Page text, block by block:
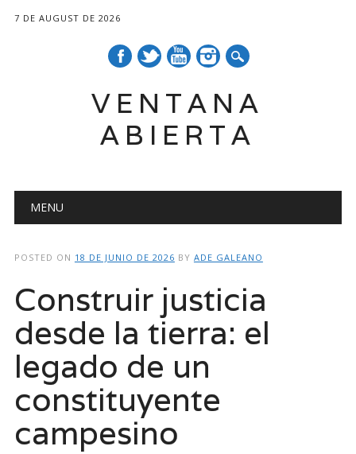
7 DE AUGUST DE 2026
VENTANA
ABIERTA
Main menu
MENU
POSTED ON 18 DE JUNIO DE 2026 BY ADE GALEANO
Construir justicia
desde la tierra: el
legado de un
constituyente
campesino